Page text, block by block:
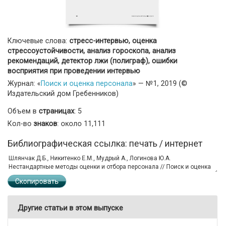
Ключевые слова: стресс-интервью, оценка
стрессоустойчивости, анализ гороскопа, анализ
рекомендаций, детектор лжи (полиграф), ошибки
восприятия при проведении интервью
Журнал: «Поиск и оценка персонала» — №1, 2019 (©
Издательский дом Гребенников)
Объем в страницах: 5
Кол-во знаков: около 11,111
Библиографическая ссылка: печать / интернет
Скопировать
Другие статьи в этом выпуске